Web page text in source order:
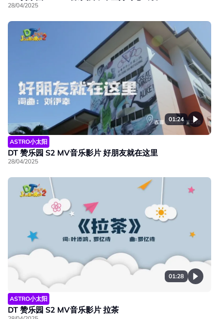
28/04/2025
01:24
ASTRO小太阳
DT 赞乐园 S2 MV音乐影片 好朋友就在这里
28/04/2025
01:28
ASTRO小太阳
DT 赞乐园 S2 MV音乐影片 拉茶